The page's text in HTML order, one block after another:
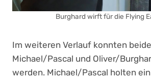
Burghard wirft für die Flying
Im weiteren Verlauf konnten
Michael/Pascal und Oliver/
werden. Michael/Pascal holten